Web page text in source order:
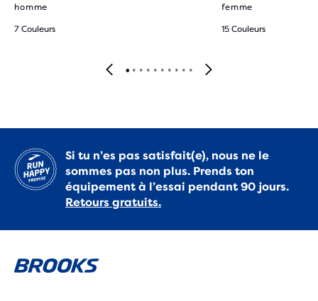
homme
7 Couleurs
femme
15 Couleurs
Si tu n’es pas satisfait(e), nous ne le
sommes pas non plus. Prends ton
équipement à l’essai pendant 90 jours.
Retours gratuits.